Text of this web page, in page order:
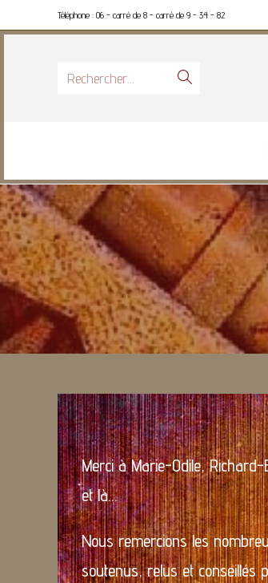
Téléphone : 06 - carré de 8 - carré de 9 - 34 - 82
Rechercher…
Merci à Marie-Odile,
et là…
Nous remercions les
soutenus, relus et conseillés